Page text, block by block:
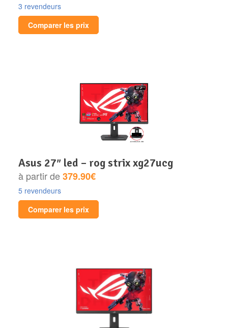
3 revendeurs
Comparer les prix
asus 27″ led – rog strix xg27ucg
à partir de379.90€
5 revendeurs
Comparer les prix